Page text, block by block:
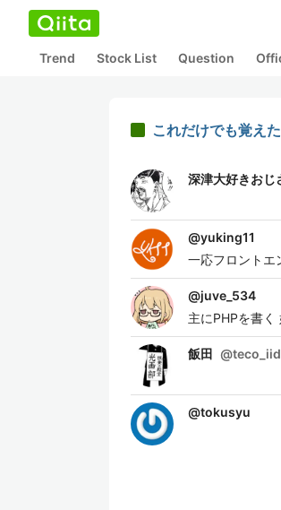
Trend Stock List Question
これだけでも覚え
深津大好きおじ
@yuking11
一応フロントエ
@juve_534
主にPHPを書
飯田 @
@tokusyu